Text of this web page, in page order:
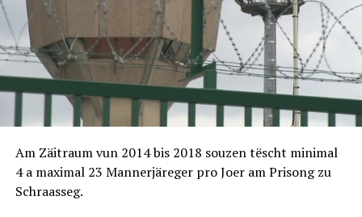
Am Zäitraum vun 2014 bis 2018 souzen tëscht minimal
4 a maximal 23 Mannerjäreger pro Joer am Prisong zu
Schraasseg.